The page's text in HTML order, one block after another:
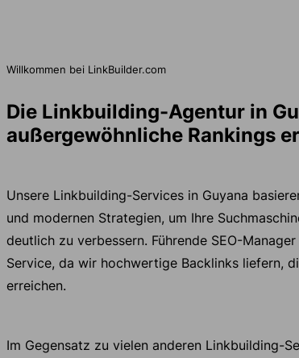
Willkommen bei LinkBuilder.com
Die Linkbuilding-Agentur in
außergewöhnliche Rankings
Unsere Linkbuilding-Services in Guyana
und modernen Strategien, um Ihre
deutlich zu verbessern. Führende SEO-
Service, da wir hochwertige Backlinks liefern,
erreichen.
Im Gegensatz zu vielen anderen Linkbuilding-